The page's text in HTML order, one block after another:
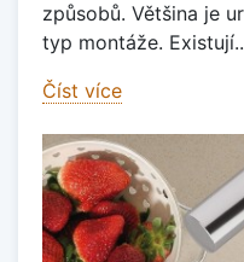
způsobů. Většina je
typ montáže.
Číst více